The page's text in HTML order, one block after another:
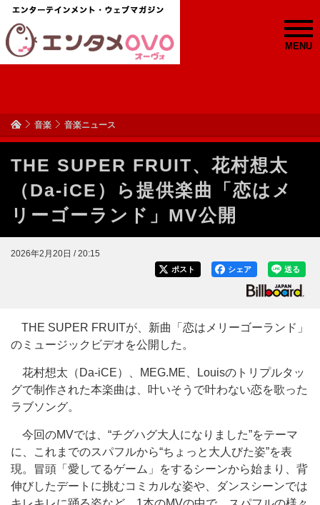
MENU
音楽 音楽ニュース
THE SUPER FRUIT、花村想太
（Da-iCE）ら提供楽曲「恋はメ
リーゴーランド」MV公開
2026年2月20日 / 20:15
送る
シェア
ポスト
THE SUPER FRUITが、新曲「恋はメリーゴーランド」
のミュージックビデオを公開した。
花村想太（Da-iCE）、MEG.ME、Louisのトリプルタッ
グで制作された本楽曲は、叶いそうで叶わない恋を歌った
ラブソング。
今回のMVでは、“チグハグ大人になりました”をテーマ
に、これまでのスパフルから“ちょっと大人びた姿”を表
現。冒頭「愛してるゲーム」をするシーンから始まり、背
伸びしたデートに挑むコミカルな姿や、ダンスシーンでは